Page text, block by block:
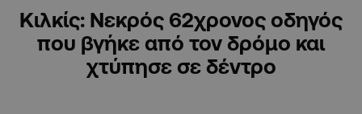
Κιλκίς: Νεκρός 62χρονος οδηγός
που βγήκε από τον δρόμο και
χτύπησε σε δέντρο